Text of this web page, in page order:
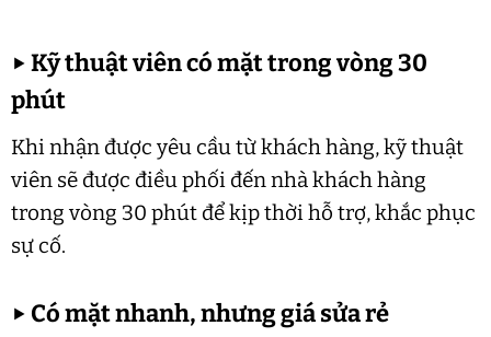
▶Kỹ thuật viên có mặt trong vòng 30
phút
Khi nhận được yêu cầu từ khách hàng, kỹ thuật
viên sẽ được điều phối đến nhà khách hàng
trong vòng 30 phút để kịp thời hỗ trợ, khắc phục
sự cố.
▶ Có mặt nhanh, nhưng giá sửa rẻ